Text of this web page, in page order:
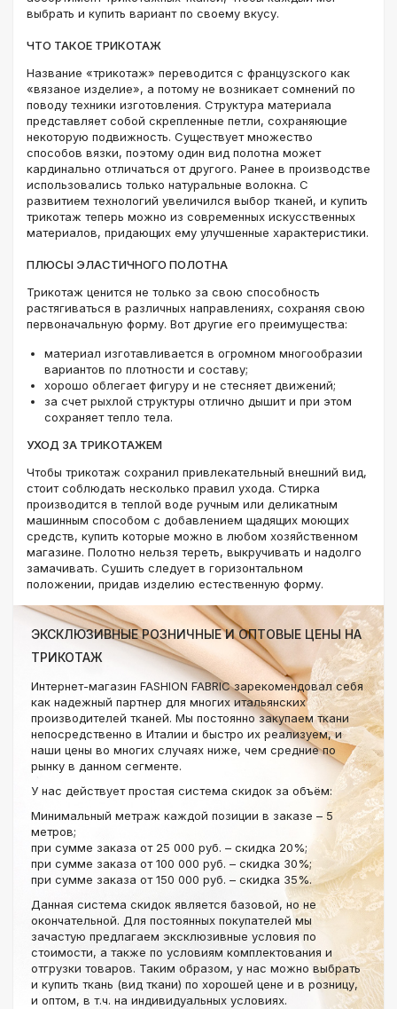
выбрать и купить вариант по своему вкусу.
ЧТО ТАКОЕ ТРИКОТАЖ
Название «трикотаж» переводится с французского как
«вязаное изделие», а потому не возникает сомнений по
поводу техники изготовления. Структура материала
представляет собой скрепленные петли, сохраняющие
некоторую подвижность. Существует множество
способов вязки, поэтому один вид полотна может
кардинально отличаться от другого. Ранее в производстве
использовались только натуральные волокна. С
развитием технологий увеличился выбор тканей, и купить
трикотаж теперь можно из современных искусственных
материалов, придающих ему улучшенные характеристики.
ПЛЮСЫ ЭЛАСТИЧНОГО ПОЛОТНА
Трикотаж ценится не только за свою способность
растягиваться в различных направлениях, сохраняя свою
первоначальную форму. Вот другие его преимущества:
материал изготавливается в огромном многообразии
вариантов по плотности и составу;
хорошо облегает фигуру и не стесняет движений;
за счет рыхлой структуры отлично дышит и при этом
сохраняет тепло тела.
УХОД ЗА ТРИКОТАЖЕМ
Чтобы трикотаж сохранил привлекательный внешний вид,
стоит соблюдать несколько правил ухода. Стирка
производится в теплой воде ручным или деликатным
машинным способом с добавлением щадящих моющих
средств, купить которые можно в любом хозяйственном
магазине. Полотно нельзя тереть, выкручивать и надолго
замачивать. Сушить следует в горизонтальном
положении, придав изделию естественную форму.
ЭКСКЛЮЗИВНЫЕ РОЗНИЧНЫЕ И ОПТОВЫЕ ЦЕНЫ НА
ТРИКОТАЖ
Интернет-магазин FASHION FABRIC зарекомендовал себя
как надежный партнер для многих итальянских
производителей тканей. Мы постоянно закупаем ткани
непосредственно в Италии и быстро их реализуем, и
наши цены во многих случаях ниже, чем средние по
рынку в данном сегменте.
У нас действует простая система скидок за объём:
Минимальный метраж каждой позиции в заказе – 5
метров;
при сумме заказа от 25 000 руб. – скидка 20%;
при сумме заказа от 100 000 руб. – скидка 30%;
при сумме заказа от 150 000 руб. – скидка 35%.
Данная система скидок является базовой, но не
окончательной. Для постоянных покупателей мы
зачастую предлагаем эксклюзивные условия по
стоимости, а также по условиям комплектования и
отгрузки товаров. Таким образом, у нас можно выбрать
и купить ткань (вид ткани) по хорошей цене и в розницу,
и оптом, в т.ч. на индивидуальных условиях.